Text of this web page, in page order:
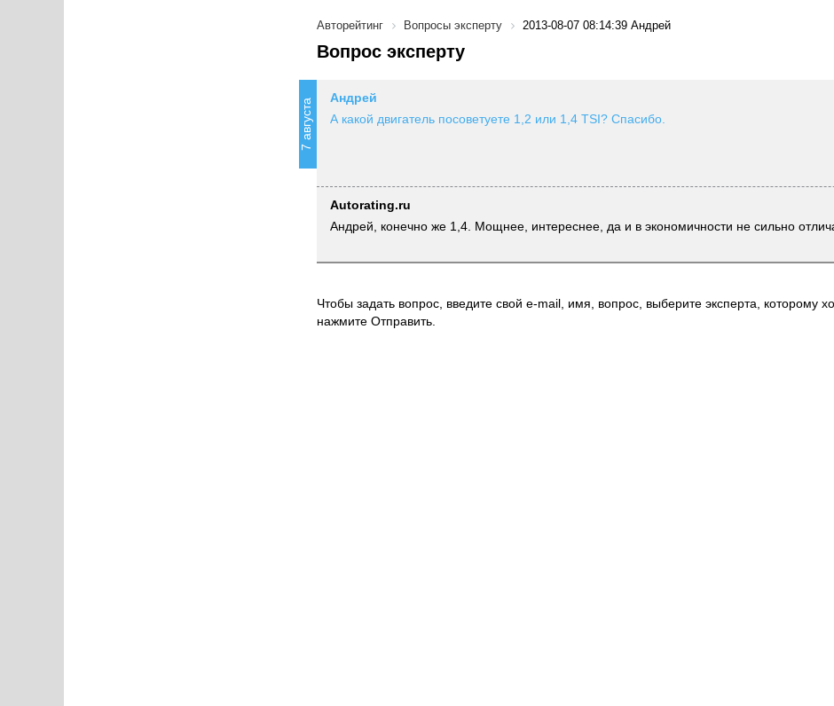
Авторейтинг Вопросы эксперту 2013-08-07 08:14:39 Андрей
Вопрос эксперту
7 августа
Андрей
А какой двигатель посоветуете 1,2 или 1,4 TSI? Спасибо.
Autorating.ru
Андрей, конечно же 1,4. Мощнее, интереснее, да и в экономичности не сильно
Чтобы задать вопрос, введите свой e-mail, имя, вопрос, выберите эксперта, которому
нажмите Отправить.